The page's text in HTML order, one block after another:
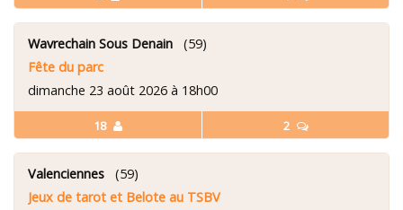
18 2
Wavrechain Sous Denain (59)
Fête du parc
dimanche 23 août 2026 à 18h00
Valenciennes (59)
Jeux de tarot et Belote au TSBV